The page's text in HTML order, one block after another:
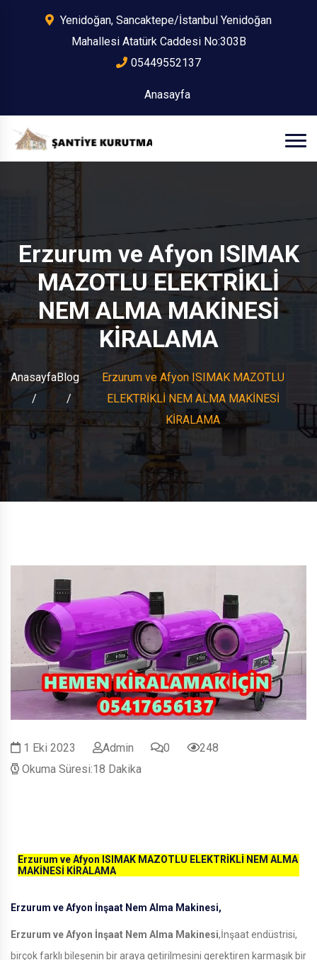
Yenidoğan, Sancaktepe/İstanbul Yenidoğan
Mahallesi Atatürk Caddesi No:303B
05449552137
Anasayfa
Erzurum ve Afyon ISIMAK
MAZOTLU ELEKTRİKLİ
NEM ALMA MAKİNESİ
KİRALAMA
AnasayfaBlog
Erzurum ve Afyon ISIMAK MAZOTLU
ELEKTRİKLİ NEM ALMA MAKİNESİ
KİRALAMA
1 Eki 2023 Admin 0
248
Okuma Süresi:18 Dakika
Erzurum ve Afyon ISIMAK MAZOTLU ELEKTRİKLİ NEM ALMA
MAKİNESİ KİRALAMA
Erzurum ve Afyon İnşaat Nem Alma Makinesi,
Erzurum ve Afyon İnşaat Nem Alma Makinesi,İnşaat endüstrisi,
birçok farklı bileşenin bir araya getirilmesini gerektiren karmaşık bir